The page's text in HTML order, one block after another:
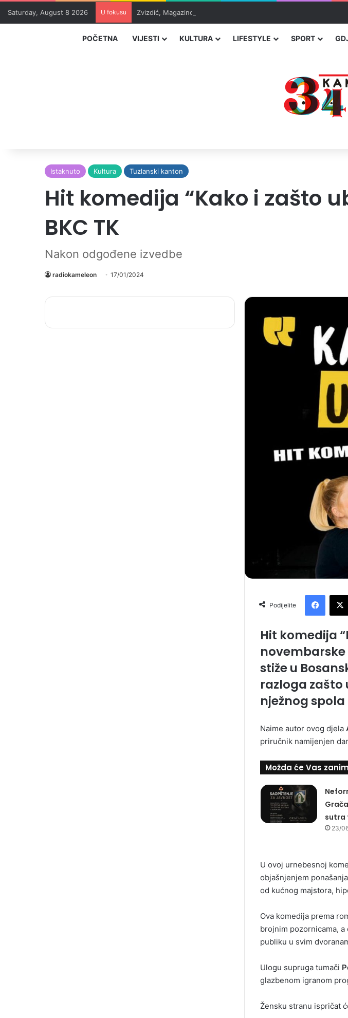
Saturday, August 8 2026 U fokusu Zvizdić, Magazinović i Kojović traže poseban status za
POČETNA VIJESTI KULTURA LIFESTYLE SPORT
Istaknuto Kultura Tuzlanski kanton
Hit komedija “Kako i zašto
BKC TK
Nakon odgođene izvedbe
radiokameleon 17/01/2024
Podijelite
Hit komedija
stiže u
razloga zašto
nježnog
Naime autor ovog djela
priručnik namijenjen
Možda će Vas
sutra
23/
U ovoj urnebesnoj
objašnjenjem
od kućnog majstora,
Ova komedija prema
brojnim pozornicama,
publiku u svim
Ulogu supruga tumači
glazbenom igranom
Žensku stranu ispričat